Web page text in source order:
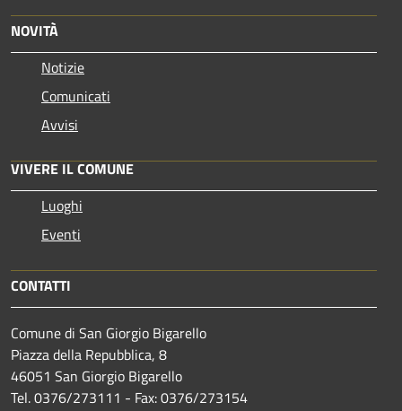
NOVITÀ
Notizie
Comunicati
Avvisi
VIVERE IL COMUNE
Luoghi
Eventi
CONTATTI
Comune di San Giorgio Bigarello
Piazza della Repubblica, 8
46051 San Giorgio Bigarello
Tel. 0376/273111 - Fax: 0376/273154